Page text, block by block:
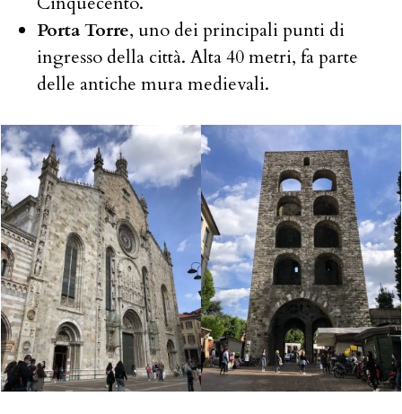
Porta Torre, uno dei principali punti di
ingresso della città. Alta 40 metri, fa parte
delle antiche mura medievali.